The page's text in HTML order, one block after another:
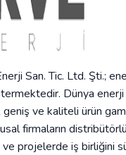
San. Tic. Ltd. Şti.;
Dünya
ve kaliteli ürün
firmaların
projelerde iş birliğini